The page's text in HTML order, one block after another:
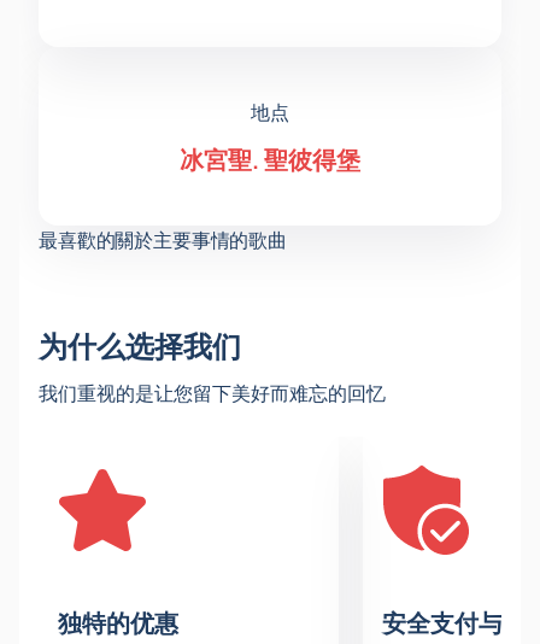
地点
冰宮聖. 聖彼得堡
最喜歡的關於主要事情的歌曲
为什么选择我们
我们重视的是让您留下美好而难忘的回忆
独特的优惠 安全支付与数